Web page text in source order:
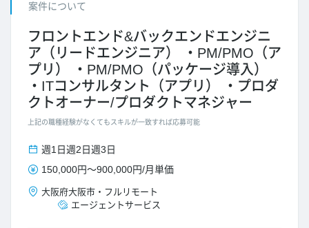
案件について
フロントエンド&バックエンドエンジニ
ア（リードエンジニア）
PM/PMO（ア
プリ）
PM/PMO（パッケージ導入）
ITコンサルタント（アプリ）
プロダ
クトオーナー/プロダクトマネジャー
上記の職種経験がなくてもスキルが一致すれば応募可能
週1日週2日週3日
150,000円～900,000円/月単価
大阪府大阪市 ・ フルリモート
エージェントサービス